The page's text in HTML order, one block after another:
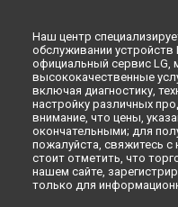
Наш центр
обслуживании
официальный сервис LG,
высококачественные
включая диагностику,
настройку различных
внимание, что цены,
окончательными; для
пожалуйста, свяжитесь
стоит отметить, что
нашем сайте,
только для